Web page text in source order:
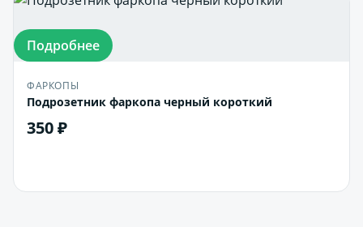
Подробнее
ФАРКОПЫ
Подрозетник фаркопа черный короткий
350 ₽